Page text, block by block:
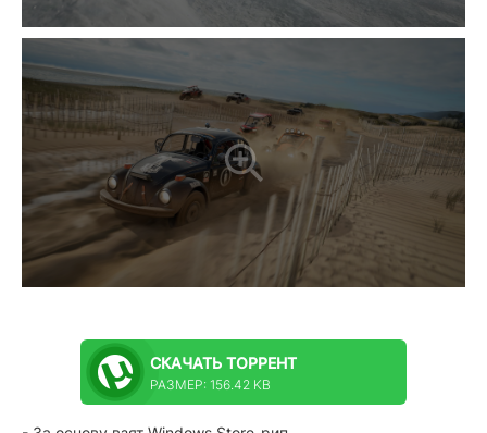
СКАЧАТЬ ТОРРЕНТ
РАЗМЕР: 156.42 KB